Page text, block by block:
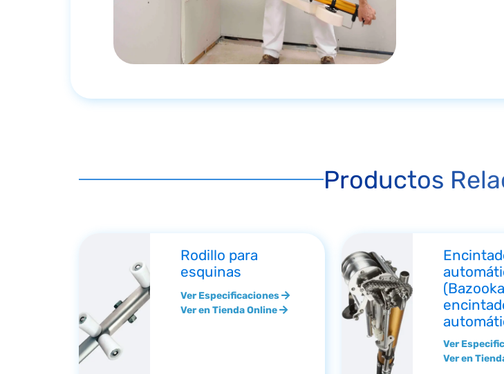
Productos
Rodillo para
esquinas
Ver Especificaciones
Ver en Tienda Online
(Bazooka
Ver
Ver en